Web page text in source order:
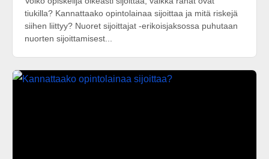
tiukilla? Kannattaako opintolainaa sijoittaa ja mitä riskejä
siihen liittyy? Nuoret sijoittajat -erikoisjaksossa puhutaan
nuorten sijoittamisest...